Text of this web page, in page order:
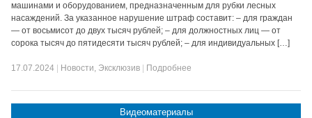
машинами и оборудованием, предназначенным для рубки лесных
насаждений. За указанное нарушение штраф составит: – для граждан
— от восьмисот до двух тысяч рублей; – для должностных лиц — от
сорока тысяч до пятидесяти тысяч рублей; – для индивидуальных […]
17.07.2024 Новости, Эксклюзив Подробнее
Видеоматериалы